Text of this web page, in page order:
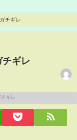
チギレ
チギレ